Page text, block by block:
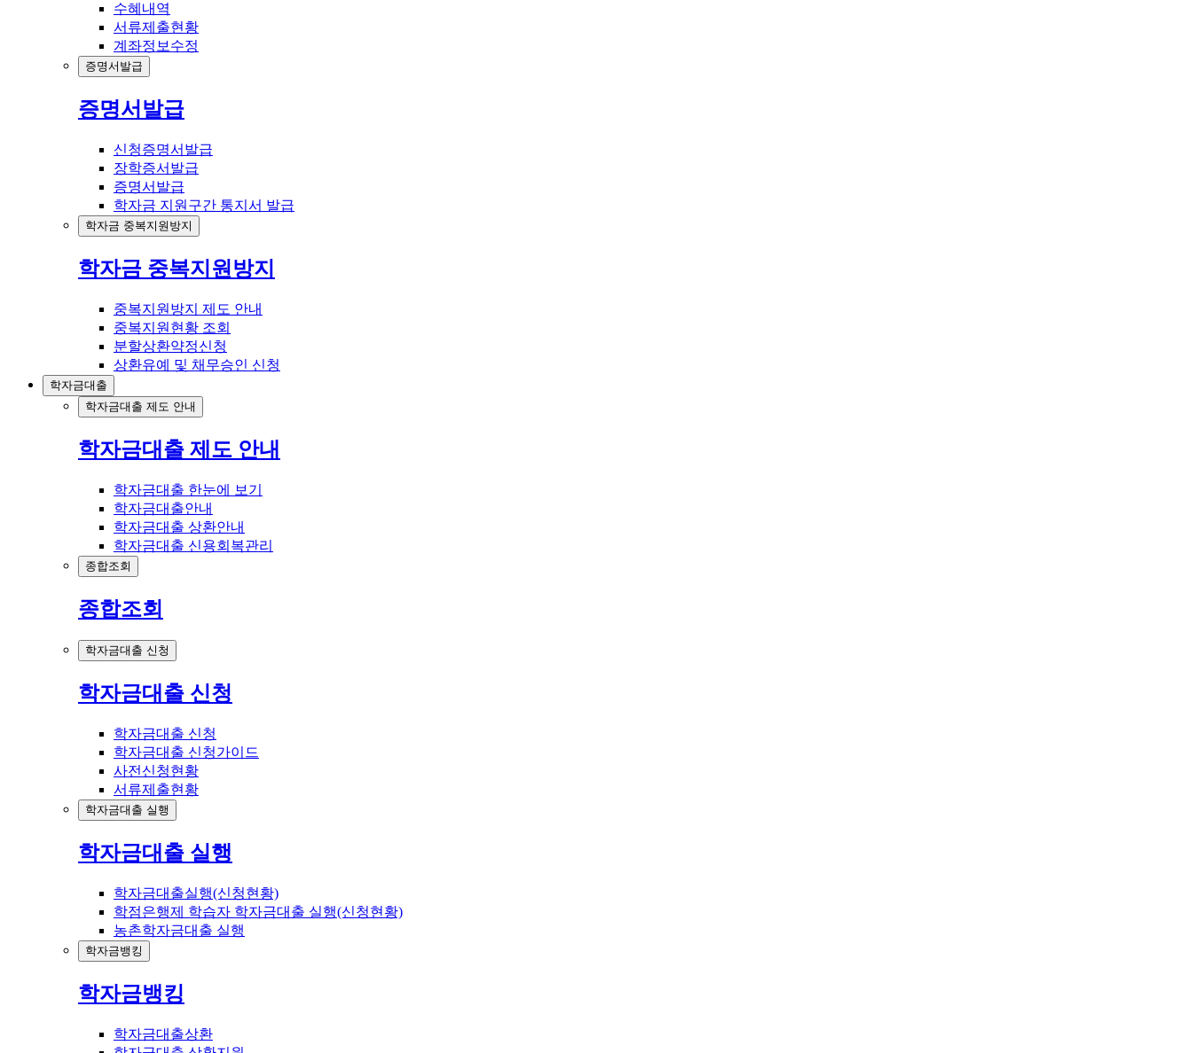
수혜내역
서류제출현황
계좌정보수정
증명서발급
증명서발급
신청증명서발급
장학증서발급
증명서발급
학자금 지원구간 통지서 발급
학자금 중복지원방지
학자금 중복지원방지
중복지원방지 제도 안내
중복지원현황 조회
분할상환약정신청
상환유예 및 채무승인 신청
학자금대출
학자금대출 제도 안내
학자금대출 제도 안내
학자금대출 한눈에 보기
학자금대출안내
학자금대출 상환안내
학자금대출 신용회복관리
종합조회
종합조회
학자금대출 신청
학자금대출 신청
학자금대출 신청
학자금대출 신청가이드
사전신청현황
서류제출현황
학자금대출 실행
학자금대출 실행
학자금대출실행(신청현황)
학점은행제 학습자 학자금대출 실행(신청현황)
농촌학자금대출 실행
학자금뱅킹
학자금뱅킹
학자금대출상환